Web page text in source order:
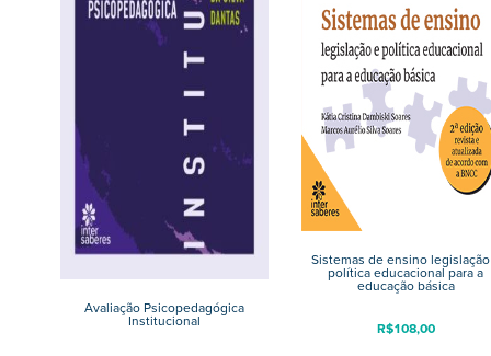
Avaliação Psicopedagógica
Institucional
Sistemas de ensino
política educacional para a
educação básica
R$108,00